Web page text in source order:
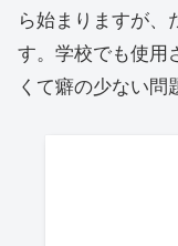
ら始まりますが、
す。学校でも使用
くて癖の少ない問